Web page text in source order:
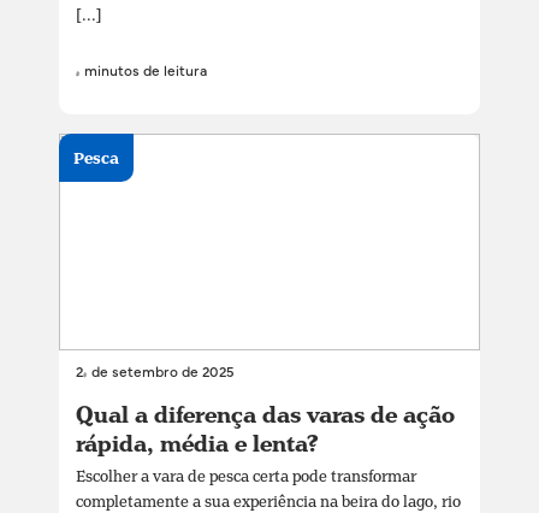
[...]
4 minutos de leitura
24 de setembro de 2025
Qual a diferença das varas de ação
rápida, média e lenta?
Escolher a vara de pesca certa pode transformar
completamente a sua experiência na beira do lago, rio
Pesca